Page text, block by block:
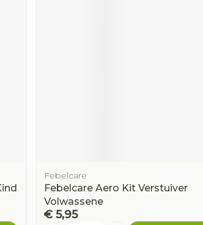
Febelcare
Febelcare Aero Kit Verstuiver
Volwassene
€ 5,95